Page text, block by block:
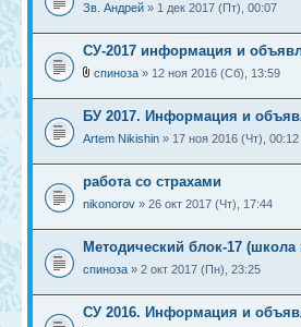
Зв. Андрей » 1 дек 2017 (Пт), 00:07
СУ-2017 информация и
спиноза » 12 ноя 2016 (Сб), 13:59
БУ 2017. Информация и
Artem Nikishin » 17 ноя 2016 (Чт), 00:12
работа со страхами
nikonorov » 26 окт 2017 (Чт), 17:44
Методический блок-17 (школа
спиноза » 2 окт 2017 (Пн), 23:25
СУ 2016. Информация и